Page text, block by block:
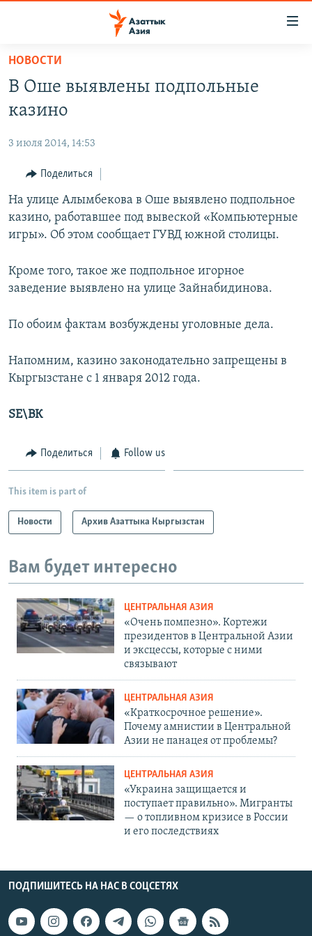
Вернуться
основному
содержанию
навигации
Вернутся
поиску
УЗБЕКИСТАН
ТАДЖИКИСТАН
НА ДРУГИХ ЯЗЫКАХ
ҚАЗАҚША
КЫРГЫЗЧА
ЎЗБЕКЧА
TÜRKMENÇE
НОВОСТИ
В Оше выявлены подпольные
казино
3 июля 2014, 14:53
Поделиться
На улице Алымбекова в Оше выявлено подпольное
казино, работавшее под вывеской «Компьютерные
игры». Об этом сообщает ГУВД южной столицы.
Кроме того, такое же подпольное игорное
заведение выявлено на улице Зайнабидинова.
По обоим фактам возбуждены уголовные дела.
Напомним, казино законодательно запрещены в
Кыргызстане с 1 января 2012 года.
SE\ВК
Поделиться Follow us
This item is part of
Новости Архив Азаттыка Кыргызстан
Вам будет интересно
ЦЕНТРАЛЬНАЯ АЗИЯ
«Очень помпезно». Кортежи
президентов в Центральной Азии
и эксцессы, которые с ними
связывают
ЦЕНТРАЛЬНАЯ АЗИЯ
«Краткосрочное решение».
Почему амнистии в Центральной
Азии не панацея от проблемы?
ЦЕНТРАЛЬНАЯ АЗИЯ
«Украина защищается и
поступает правильно». Мигранты
— о топливном кризисе в России
и его последствиях
ПОДПИШИТЕСЬ НА НАС В СОЦСЕТЯХ